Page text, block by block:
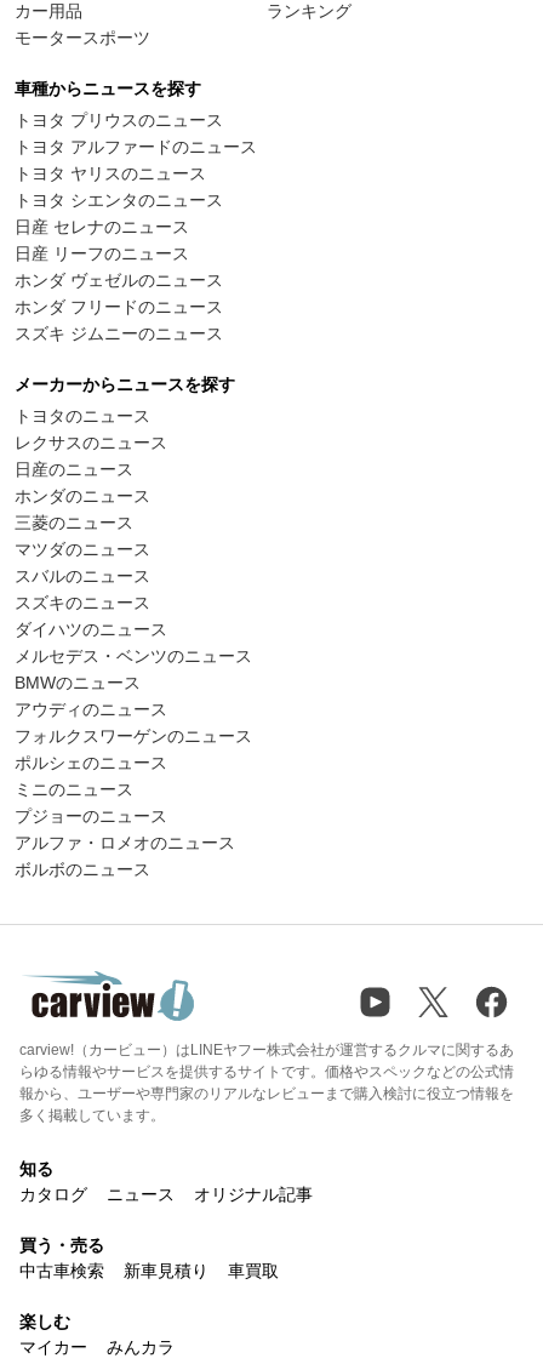
カー用品
モータースポーツ
ランキング
車種からニュースを探す
トヨタ プリウスのニュース
トヨタ アルファードのニュース
トヨタ ヤリスのニュース
トヨタ シエンタのニュース
日産 セレナのニュース
日産 リーフのニュース
ホンダ ヴェゼルのニュース
ホンダ フリードのニュース
スズキ ジムニーのニュース
メーカーからニュースを探す
トヨタのニュース
レクサスのニュース
日産のニュース
ホンダのニュース
三菱のニュース
マツダのニュース
スバルのニュース
スズキのニュース
ダイハツのニュース
メルセデス・ベンツのニュース
BMWのニュース
アウディのニュース
フォルクスワーゲンのニュース
ポルシェのニュース
ミニのニュース
プジョーのニュース
アルファ・ロメオのニュース
ボルボのニュース
carview!（カービュー）はLINEヤフー株式会社が運営するクルマに関するあ
らゆる情報やサービスを提供するサイトです。価格やスペックなどの公式情
報から、ユーザーや専門家のリアルなレビューまで購入検討に役立つ情報を
多く掲載しています。
知る
カタログ
ニュース オリジナル記事
買う・売る
中古車検索
新車見積り 車買取
楽しむ
マイカー
みんカラ